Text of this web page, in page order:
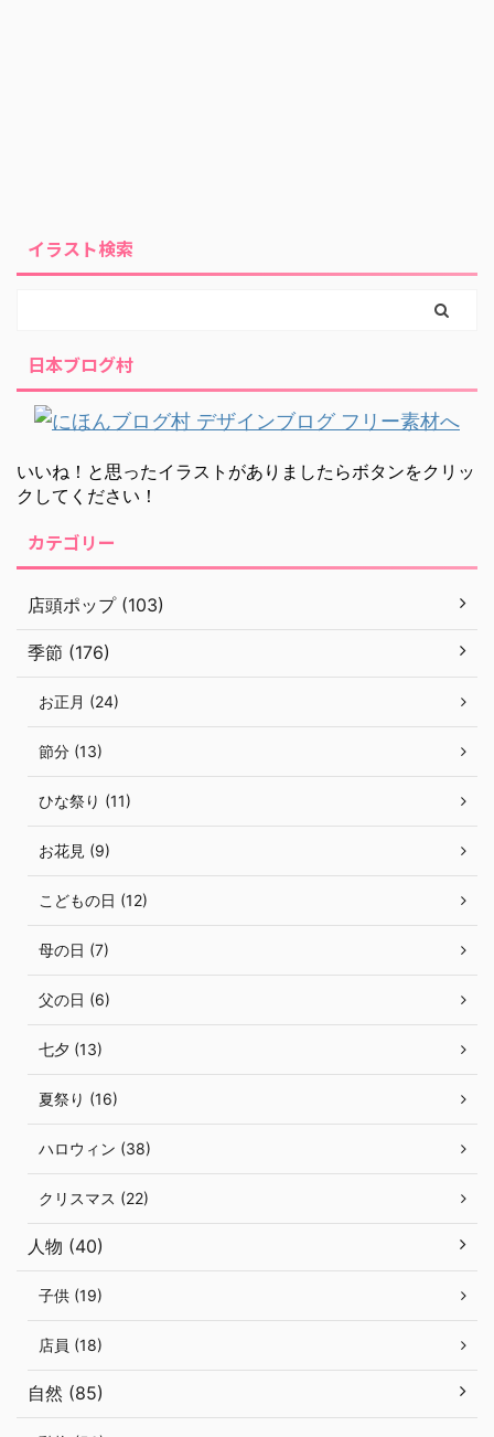
イラスト検索
日本ブログ村
いいね！と思ったイラストがありましたらボタンをクリッ
クしてください！
カテゴリー
店頭ポップ (103)
季節 (176)
お正月 (24)
節分 (13)
ひな祭り (11)
お花見 (9)
こどもの日 (12)
母の日 (7)
父の日 (6)
七夕 (13)
夏祭り (16)
ハロウィン (38)
クリスマス (22)
人物 (40)
子供 (19)
店員 (18)
自然 (85)